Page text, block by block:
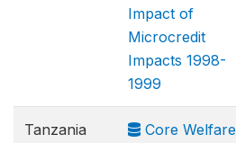
Impact of
Microcredit
Impacts 1998-
1999
Tanzania
Core Welfare